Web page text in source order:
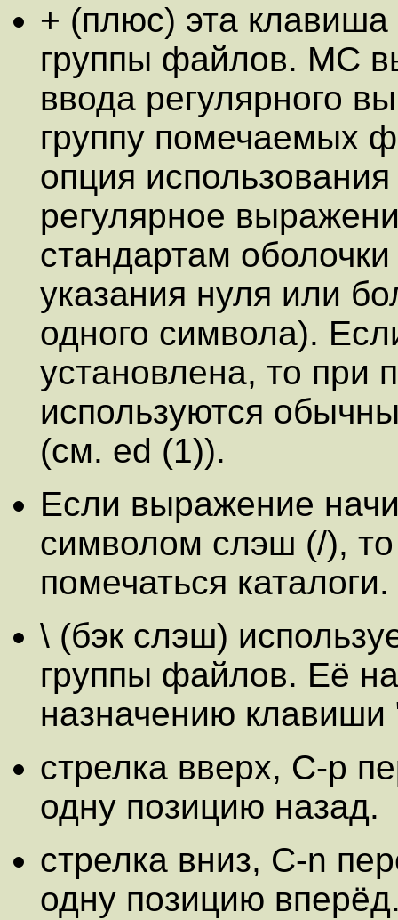
+ (плюс) эта клавиша
группы файлов. MC
ввода регулярного
группу помечаемых
опция
регулярное
стандартам
указания нуля или
одного символа).
установлена, то при
используются
(см. ed (1)).
Если выражение
символом слэш (/),
помечаться каталоги.
\ (бэк слэш)
группы файлов. Её
назначению клавиши
стрелка вверх, C-p
одну позицию назад.
стрелка вниз, C-n
одну позицию